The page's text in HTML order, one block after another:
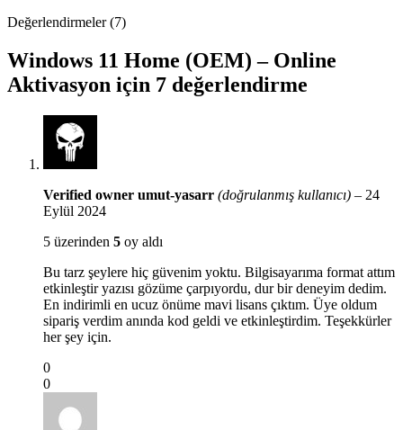
Değerlendirmeler (7)
Windows 11 Home (OEM) – Online
Aktivasyon için 7 değerlendirme
Verified owner umut-yasarr (doğrulanmış kullanıcı) – 24
Eylül 2024
5 üzerinden 5 oy aldı
Bu tarz şeylere hiç güvenim yoktu. Bilgisayarıma format attım
etkinleştir yazısı gözüme çarpıyordu, dur bir deneyim dedim.
En indirimli en ucuz önüme mavi lisans çıktım. Üye oldum
sipariş verdim anında kod geldi ve etkinleştirdim. Teşekkürler
her şey için.
0
0